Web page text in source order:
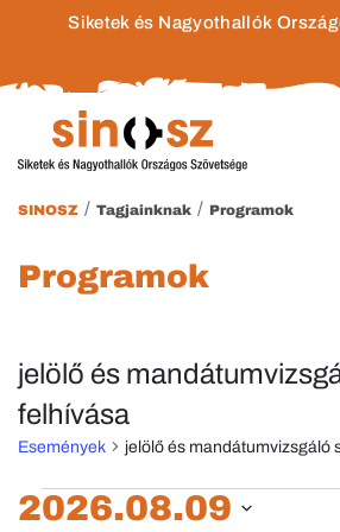
Siketek és Nagyothallók
SINOSZ / Tagjainknak / Programok
Programok
jelölő és
felhívása
Események jelölő és mandátumvizsgáló
Események
2026.08.09